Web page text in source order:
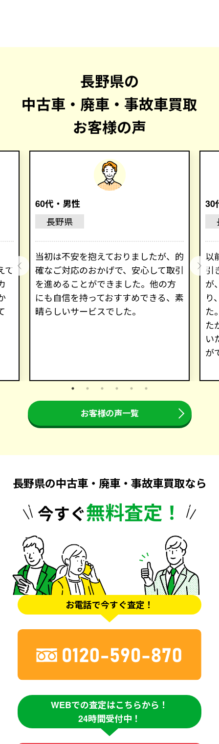
長野県の
中古車・廃車・事故車買取
お客様の声
て
60代・男性
長野県
当初は不安を抱えておりましたが、的
確なご対応のおかげで、安心して取引
を進めることができました。他の方
にも自信を持っておすすめできる、素
晴らしいサービスでした。
30
以
引
が
り
た
た
い
が
お客様の声一覧
長野県の中古車・廃車・事故車買取なら
今すぐ無料査定！
お電話で今すぐ査定！
WEBでの査定はこちらから！
24時間受付中！